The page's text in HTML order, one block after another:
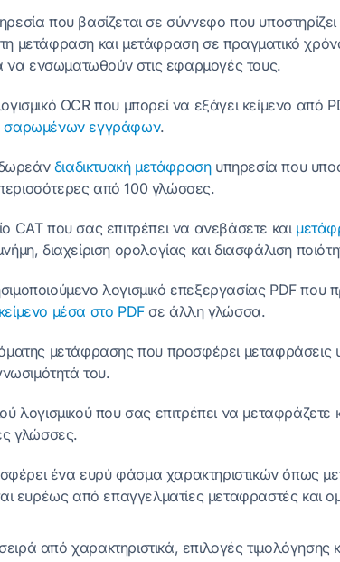
που βασίζεται σε σύννεφο που
μετάφραση και μετάφραση σε πραγματικό
να ενσωματωθούν στις εφαρμογές τους.
OCR που μπορεί να εξάγει κείμενο από
σαρωμένων εγγράφων.
διαδικτυακή μετάφρασηυπηρεσία που
από 100 γλώσσες.
CAT που σας επιτρέπει να ανεβάσετε και
διαχείριση ορολογίας και διασφάλιση
λογισμικό επεξεργασίας PDF που
μέσα στο PDFσε άλλη γλώσσα.
μετάφρασης που προσφέρει μεταφράσεις
του.
λογισμικού που σας επιτρέπει να μεταφράζετε
γλώσσες.
ένα ευρύ φάσμα χαρακτηριστικών όπως
ευρέως από επαγγελματίες μεταφραστές και
από χαρακτηριστικά, επιλογές